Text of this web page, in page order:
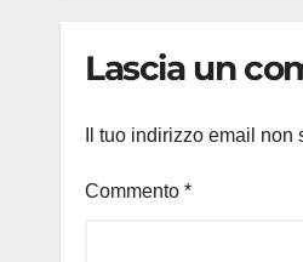
Lascia un
Il tuo indirizzo email non
Commento *